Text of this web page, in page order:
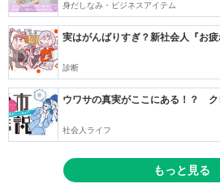
身だしなみ・ビジネスアイテム
実はがんばりすぎ？新社会人『お
診断
ウワサの真実がここにある！？
社会人ライフ
もっと見る